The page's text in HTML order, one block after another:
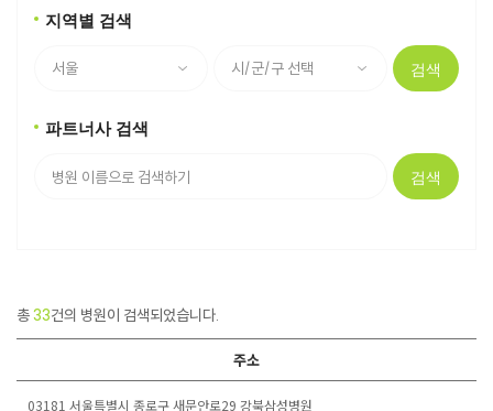
지역별 검색
검색
파트너사 검색
검색
총33건의 병원이 검색되었습니다.
주소
03181 서울특별시 종로구 새문안로29 강북삼성병원